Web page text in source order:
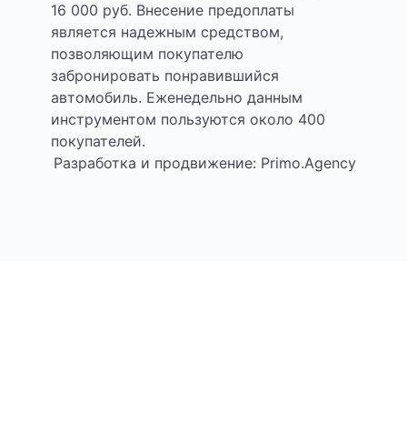
16 000 руб. Внесение предоплаты
является надежным средством,
позволяющим покупателю
забронировать понравившийся
автомобиль. Еженедельно данным
инструментом пользуются около 400
покупателей.
Разработка и продвижение: Primo.Agency